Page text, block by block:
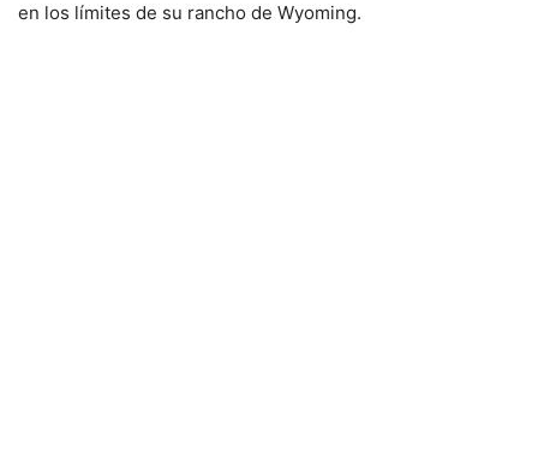
en los límites de su rancho de Wyoming.